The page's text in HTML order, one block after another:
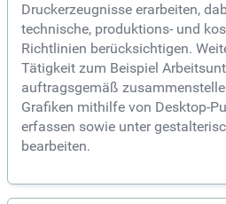
Druckerzeugnisse erarbeiten,
technische, produktions- und
Richtlinien berücksichtigen.
Tätigkeit zum Beispiel
auftragsgemäß
Grafiken mithilfe von Desktop-
erfassen sowie unter
bearbeiten.